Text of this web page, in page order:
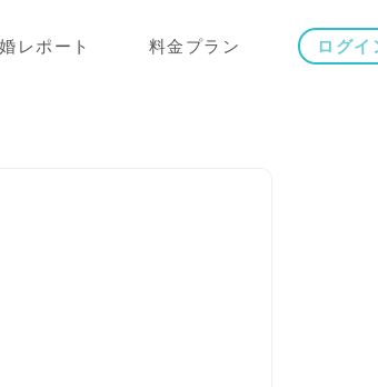
レポート 料金プラン ログイ